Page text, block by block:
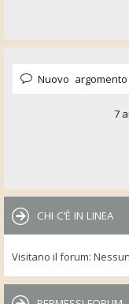
Nuovo argomento
7
CHI C’È IN LINEA
Visitano il forum: